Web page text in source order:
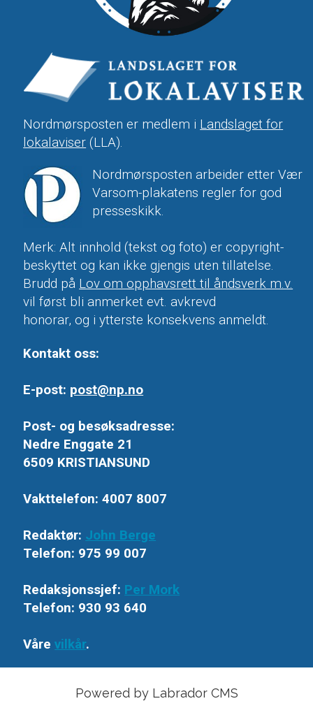
Nordmørsposten er medlem i Landslaget for
lokalaviser (LLA).
Nordmørsposten arbeider etter Vær
Varsom-plakatens regler for god
presseskikk.
Merk: Alt innhold (tekst og foto) er copyright-
beskyttet og kan ikke gjengis uten tillatelse.
Brudd på Lov om opphavsrett til åndsverk m.v.
vil først bli anmerket evt. avkrevd
honorar, og i ytterste konsekvens anmeldt.
Kontakt oss:
E-post: post@np.no
Post- og besøksadresse:
Nedre Enggate 21
6509 KRISTIANSUND
Vakttelefon: 4007 8007
Redaktør: John Berge
Telefon: 975 99 007
Redaksjonssjef: Per Mork
Telefon: 930 93 640
Vårevilkår.
Powered by Labrador CMS